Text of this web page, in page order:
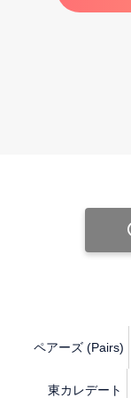
ペアーズ (Pairs)
東カレデート